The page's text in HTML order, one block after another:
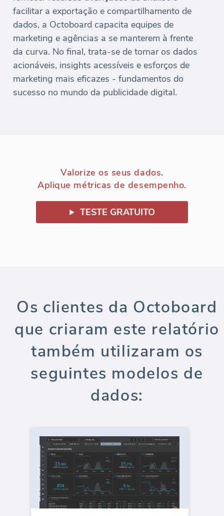
facilitar a exportação e compartilhamento de
dados, a Octoboard capacita equipes de
marketing e agências a se manterem à frente
da curva. No final, trata-se de tornar os dados
acionáveis, insights acessíveis e esforços de
marketing mais eficazes - fundamentos do
sucesso no mundo da publicidade digital.
Valorize os seus dados.
Aplique métricas de desempenho.
TESTE GRATUITO
Os clientes da Octoboard
que criaram este relatório
também utilizaram os
seguintes modelos de
dados: